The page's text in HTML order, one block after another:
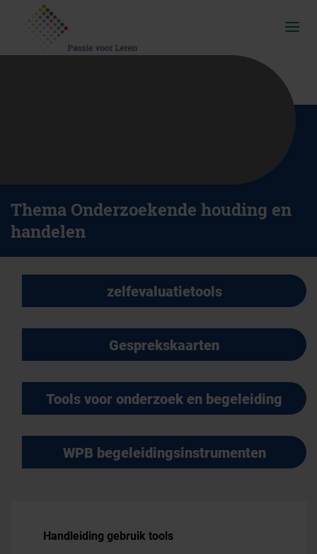
Overslaan
de
hoofdnavigatie
Menu
Thema Onderzoekende houding en
handelen
zelfevaluatietools
Gesprekskaarten
Tools voor onderzoek en begeleiding
WPB begeleidingsinstrumenten
Handleiding gebruik tools